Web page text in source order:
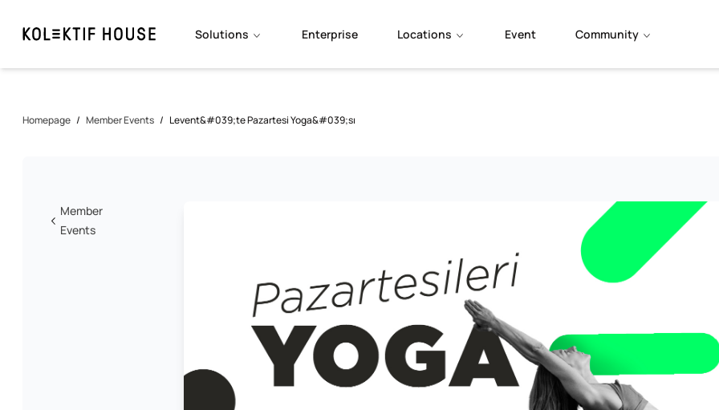
Solutions Enterprise Locations Event Community
Homepage / Member Events / Levent&#039;te Pazartesi Yoga&#039;sı
Member
Events